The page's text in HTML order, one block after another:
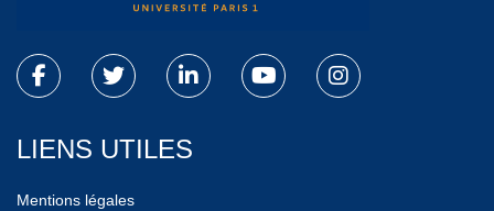
LIENS UTILES
Mentions légales